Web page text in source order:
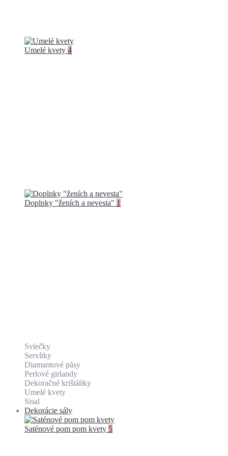
Umelé kvety 4
Doplnky "ženích a nevesta" 1
Sviečky
Servítky
Diamantové pásy
Perlové girlandy
Dekoračné krištáliky
Umelé kvety
Sisal
Dekorácie sály
Saténové pom pom kvety 5